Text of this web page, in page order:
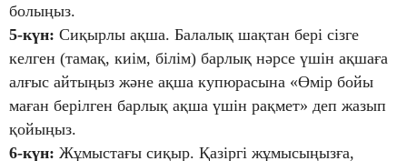
болыңыз.
5-күн: Сиқырлы ақша. Балалық шақтан бері сізге
келген (тамақ, киім, білім) барлық нәрсе үшін ақшаға
алғыс айтыңыз және ақша купюрасына «Өмір бойы
маған берілген барлық ақша үшін рақмет» деп жазып
қойыңыз.
6-күн: Жұмыстағы сиқыр. Қазіргі жұмысыңызға,